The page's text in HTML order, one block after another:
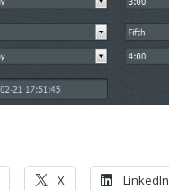
X LinkedIn